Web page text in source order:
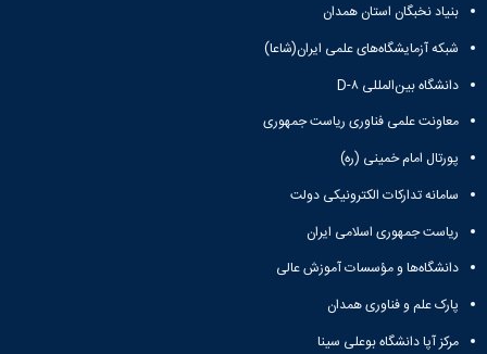
بنیاد نخبگان استان همدان
شبکه آزمایشگاه‌های علمی ایران(شاعا)
دانشگاه بین‌المللی D-۸
معاونت علمی فناوری ریاست جمهوری
پورتال امام خمینی (ره)
سامانه تدارکات الکترونیکی دولت
ریاست جمهوری اسلامی ایران
دانشگاه‌ها و مؤسسات آموزش عالی
پارک علم و فناوری همدان
مرکز آپا دانشگاه بوعلی سینا